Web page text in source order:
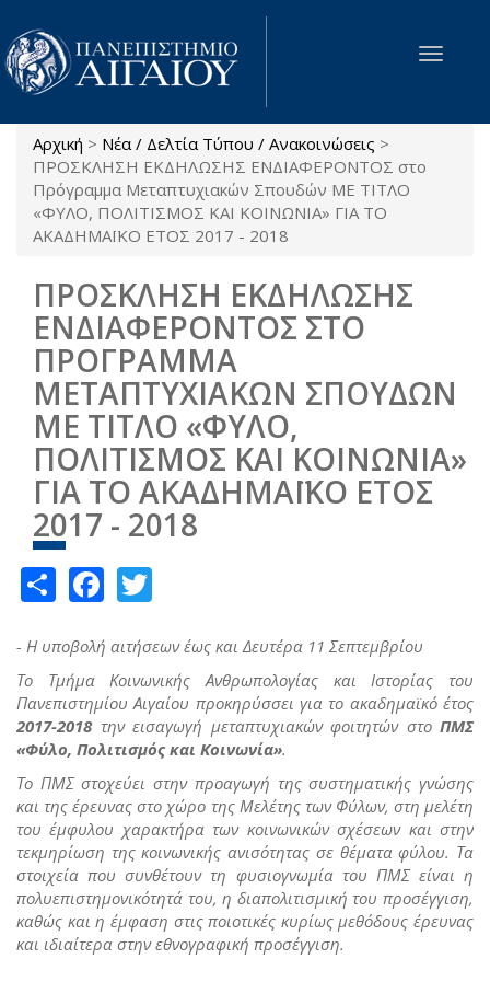
Παράκαμψη προς το κυρίως περιεχόμενο
Toggle
Είστε εδώ
Αρχική > Νέα / Δελτία Τύπου / Ανακοινώσεις >
ΠΡΟΣΚΛΗΣΗ ΕΚΔΗΛΩΣΗΣ ΕΝΔΙΑΦΕΡΟΝΤΟΣ στο
Πρόγραμμα Μεταπτυχιακών Σπουδών ΜΕ ΤΙΤΛΟ
«ΦΥΛΟ, ΠΟΛΙΤΙΣΜΟΣ ΚΑΙ ΚΟΙΝΩΝΙΑ» ΓΙΑ ΤΟ
ΑΚΑΔΗΜΑΪΚΟ ΕΤΟΣ 2017 - 2018
ΠΡΟΣΚΛΗΣΗ ΕΚΔΗΛΩΣΗΣ
ΕΝΔΙΑΦΕΡΟΝΤΟΣ ΣΤΟ
ΠΡΟΓΡΑΜΜΑ
ΜΕΤΑΠΤΥΧΙΑΚΩΝ ΣΠΟΥΔΩΝ
ΜΕ ΤΙΤΛΟ «ΦΥΛΟ,
ΠΟΛΙΤΙΣΜΟΣ ΚΑΙ ΚΟΙΝΩΝΙΑ»
ΓΙΑ ΤΟ ΑΚΑΔΗΜΑΪΚΟ ΕΤΟΣ
2017 - 2018
ShareFacebook
- Η υποβολή αιτήσεων έως και Δευτέρα 11 Σεπτεμβρίου
Το Τμήμα Κοινωνικής Ανθρωπολογίας και Ιστορίας του
Πανεπιστημίου Αιγαίου προκηρύσσει για το ακαδημαϊκό έτος
2017-2018 την εισαγωγή μεταπτυχιακών φοιτητών στο ΠΜΣ
«Φύλο, Πολιτισμός και Κοινωνία».
Το ΠΜΣ στοχεύει στην προαγωγή της συστηματικής γνώσης
και της έρευνας στο χώρο της Μελέτης των Φύλων, στη μελέτη
του έμφυλου χαρακτήρα των κοινωνικών σχέσεων και στην
τεκμηρίωση της κοινωνικής ανισότητας σε θέματα φύλου. Τα
στοιχεία που συνθέτουν τη φυσιογνωμία του ΠΜΣ είναι η
πολυεπιστημονικότητά του, η διαπολιτισμική του προσέγγιση,
καθώς και η έμφαση στις ποιοτικές κυρίως μεθόδους έρευνας
και ιδιαίτερα στην εθνογραφική προσέγγιση.